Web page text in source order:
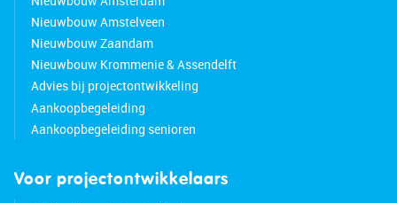
Nieuwbouw Amstelveen
Nieuwbouw Zaandam
Nieuwbouw Krommenie & Assendelft
Advies bij projectontwikkeling
Aankoopbegeleiding
Aankoopbegeleiding senioren
Voor projectontwikkelaars